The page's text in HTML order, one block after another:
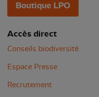
Boutique LPO
Accès direct
Conseils biodiversité
Espace Presse
Recrutement